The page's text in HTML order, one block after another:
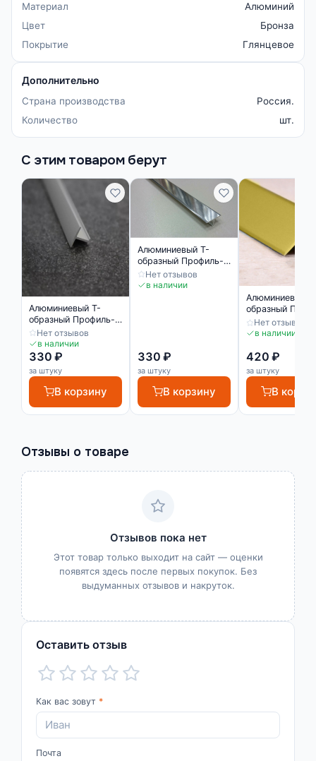
Материал
Алюминий
Цвет
Бронза
Покрытие
Глянцевое
Дополнительно
Страна производства
Россия.
Количество
шт.
С этим товаром берут
Алюминиевый Т-
образный Профиль-
порожек ПТ 10
серебро матовое
Нет отзывов
в наличии
330 ₽
за штуку
В корзину
Алюминиевый Т-
образный Профиль-
порожек ПТ 10
серебро глянец
Нет отзывов
в наличии
330 ₽
за штуку
В корзину
Алюминиевый
образный
порожек ПТ 10
золото матовое
Нет отзывов
в наличии
420 ₽
за штуку
В
Отзывы о товаре
Отзывов пока нет
Этот товар только выходит на сайт — оценки
появятся здесь после первых покупок. Без
выдуманных отзывов и накруток.
Оставить отзыв
Как вас зовут *
Почта